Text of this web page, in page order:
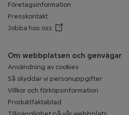
Företagsinformation
Presskontakt
Jobba hos oss Öppnar annan webbplats
Om webbplatsen och genvägar
Användning av cookies
Så skyddar vi personuppgifter
Villkor och förköpsinformation
Produktfaktablad